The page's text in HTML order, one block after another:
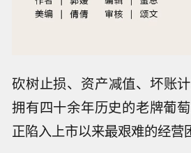
砍树止损、资产减值、坏账
拥有四十余年历史的老牌葡
正陷入上市以来最艰难的经营